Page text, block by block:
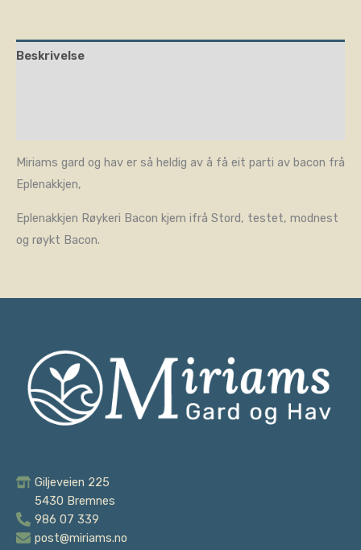
Beskrivelse
Miriams gard og hav er så heldig av å få eit parti av bacon frå
Eplenakkjen,
Eplenakkjen Røykeri Bacon kjem ifrå Stord, testet, modnest
og røykt Bacon.
Giljeveien 225
5430 Bremnes
986 07 339
post@miriams.no